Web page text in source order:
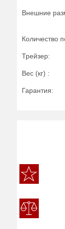
Внешние
Количество
Трейзер:
Вес (кг) :
Гарантия: